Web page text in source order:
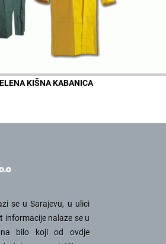
KIŠNA KABANICA
se u Sarajevu, u ulici
informacije nalaze se u
na bilo koji od ovdje